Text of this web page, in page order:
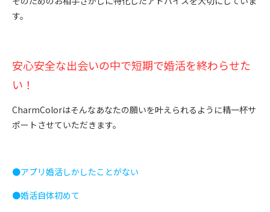
す。
安心安全な出会いの中で短期で婚活を終わらせた
い！
CharmColorはそんなあなたの願いを叶えられるように精一杯サ
ポートさせていただきます。
●アプリ婚活しかしたことがない
●婚活自体初めて